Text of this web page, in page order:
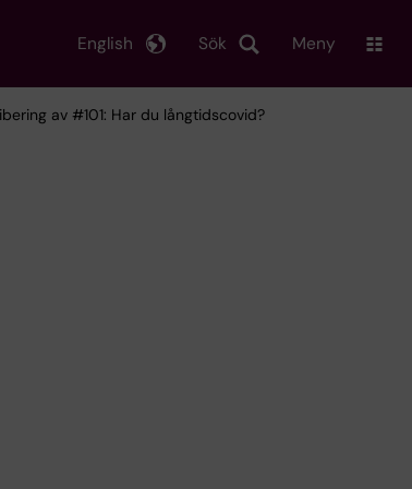
Sök
English Meny
av #101: Har du långtidscovid?